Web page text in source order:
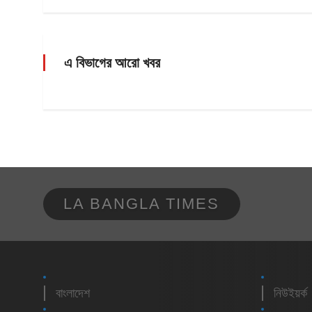
এ বিভাগের আরো খবর
LA BANGLA TIMES
বাংলাদেশ নিউইয়র্ক